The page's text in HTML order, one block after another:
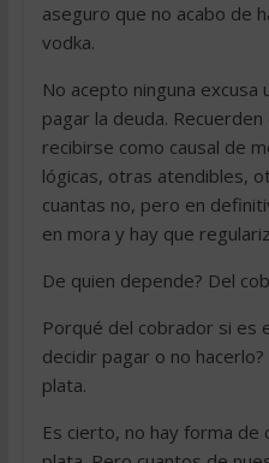
aseguro que no acabo de
vodka.
No acepto ninguna
pagar la deuda.
recibirse como causal de
lógicas, otras atendibles,
cuantas no, pero en
en mora y hay que
De quien depende? Del
Porqué del cobrador si es
decidir pagar o no
plata.
Es cierto, no hay forma de